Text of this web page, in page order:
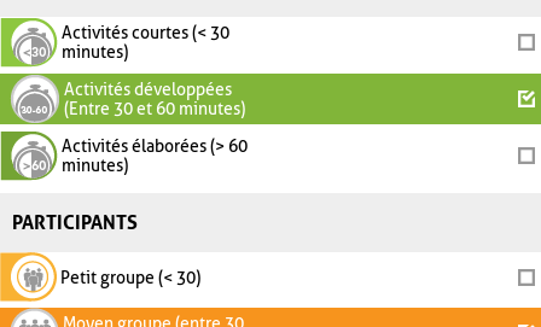
Activités courtes (< 30
minutes)
Activités développées
(Entre 30 et 60 minutes)
Activités élaborées (> 60
minutes)
PARTICIPANTS
Petit groupe (< 30)
Moyen groupe (entre 30